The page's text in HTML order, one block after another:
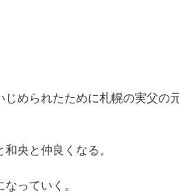
められたために札幌の実父の
央と仲良くなる。
っていく。